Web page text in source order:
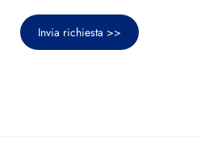
Invia richiesta >>